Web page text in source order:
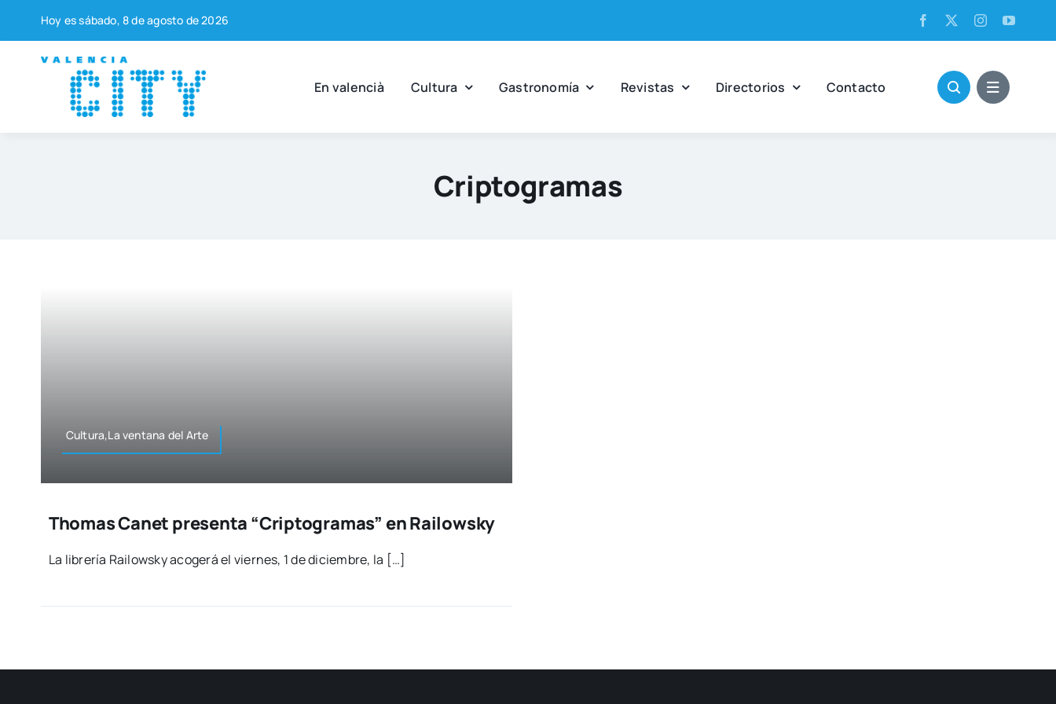
contenido
Hoy es sába­do, 8 de agos­to de 2026
En valen­cià Cul­tu­ra Gas­tro­no­mía Revis­tas Direc­to­rios Con­tac­to
Criptogramas
Cultura,La ven­ta­na del Arte
Thomas Canet presenta “Criptogramas” en Railowsky
La libre­ría Rai­lowsky aco­ge­rá el vier­nes, 1 de diciem­bre, la […]